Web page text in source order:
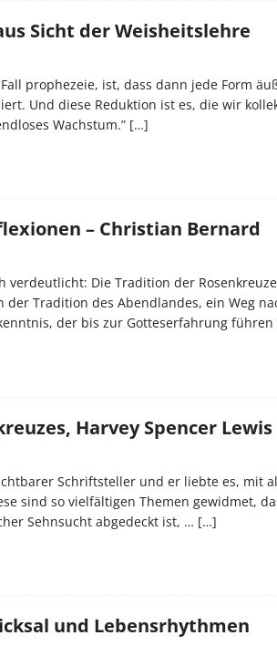
Sicht der Weisheitslehre
prophezeie, ist, dass dann jede Form
Und diese Reduktion ist es, die wir
Wachstum.” […]
– Christian Bernard
verdeutlicht: Die Tradition der
Tradition des Abendlandes, ein Weg
der bis zur Gotteserfahrung führen
Harvey Spencer Lewis
Schriftsteller und er liebte es, mit
sind so vielfältigen Themen gewidmet,
Sehnsucht abgedeckt ist, … […]
und Lebensrhythmen